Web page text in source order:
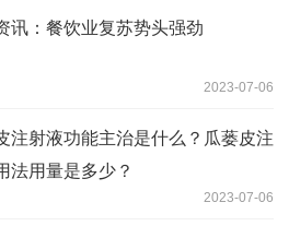
讯：餐饮业复苏势头强劲
2023-07-06
注射液功能主治是什么？瓜蒌皮注
法用量是多少？
2023-07-06